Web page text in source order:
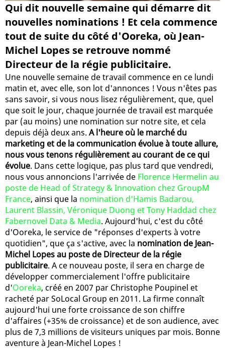
Qui dit nouvelle semaine qui démarre dit
nouvelles nominations ! Et cela commence
tout de suite du côté d'Ooreka, où Jean-
Michel Lopes se retrouve nommé
Directeur de la régie publicitaire.
Une nouvelle semaine de travail commence en ce lundi
matin et, avec elle, son lot d'annonces ! Vous n'êtes pas
sans savoir, si vous nous lisez régulièrement, que, quel
que soit le jour, chaque journée de travail est marquée
par (au moins) une nomination sur notre site, et cela
depuis déjà deux ans. A l'heure où le marché du
marketing et de la communication évolue à toute allure,
nous vous tenons régulièrement au courant de ce qui
évolue. Dans cette logique, pas plus tard que vendredi,
nous vous annoncions l'arrivée de Florence Hermelin au
poste de Head of Strategy & Innovation chez GroupM
France, ainsi que la nomination d'Hamis Badarou,
Laurent Blassin, Véronique Duong et Tony Haddad chez
Fabernovel Data & Media. Aujourd'hui, c'est du côté
d'Ooreka, le service de "réponses d'experts à votre
quotidien", que ça s'active, avec la nomination de Jean-
Michel Lopes au poste de Directeur de la régie
publicitaire. A ce nouveau poste, il sera en charge de
développer commercialement l'offre publicitaire
d'Ooreka, créé en 2007 par Christophe Poupinel et
racheté par SoLocal Group en 2011. La firme connaît
aujourd'hui une forte croissance de son chiffre
d'affaires (+35% de croissance) et de son audience, avec
plus de 7,3 millions de visiteurs uniques par mois. Bonne
aventure à Jean-Michel Lopes !